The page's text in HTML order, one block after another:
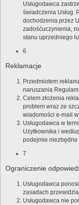
Usługodawca
świadczenia Usług.
dochodzenia przez
zadośćuczynienia,
stanu uprzedniego
6
Reklamacje
Przedmiotem
naruszania
Celem złożenia
problem wraz ze
wiadomości e-mail
Usługodawca w
Użytkownika i
podejmie niezbędne
7
Ograniczenie
Usługodawca
zasadach
Usługodawca nie